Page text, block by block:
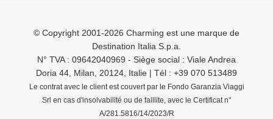
© Copyright 2001-2026 Charming est une marque de
Destination Italia S.p.a.
N° TVA : 09642040969 - Siège social : Viale Andrea
Doria 44, Milan, 20124, Italie | Tél : +39 070 513489
Le contrat avec le client est couvert par le Fondo Garanzia Viaggi
Srl en cas d'insolvabilité ou de faillite, avec le Certificat n°
A/281.5816/14/2023/R